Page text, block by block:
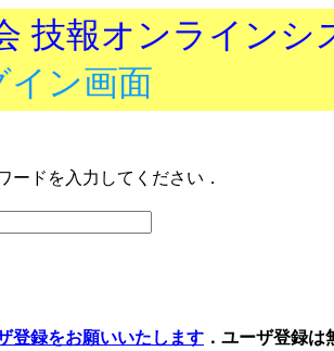
技報オンラインシ
イン画面
ードを入力してください．
登録をお願いいたします ．ユーザ登録は